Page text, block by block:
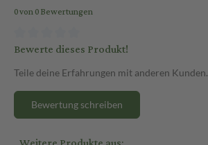
0 von 0 Bewertungen
Bewerte dieses Produkt!
Teile deine Erfahrungen mit anderen Kunden.
Bewertung schreiben